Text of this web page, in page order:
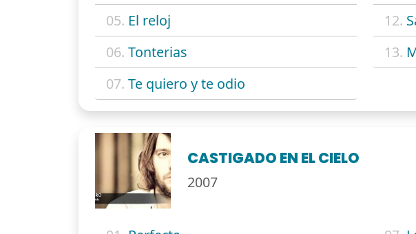
05. El reloj
06. Tonterias
07. Te quiero y te odio
12.
13.
CASTIGADO EN EL CIELO
2007